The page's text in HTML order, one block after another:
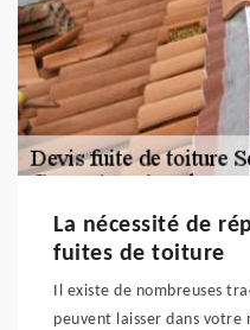
La nécessité de
fuites de toiture
Il existe de nombreuses
peuvent laisser dans votre